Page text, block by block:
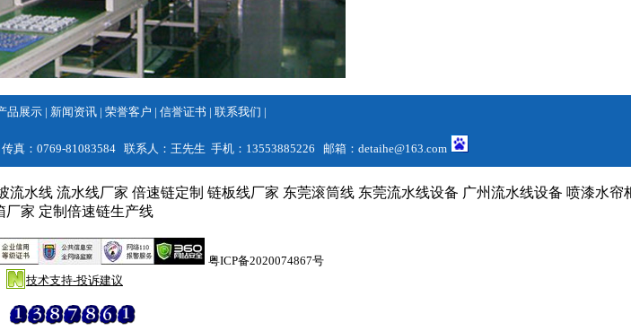
品展示 | 新闻资讯 | 荣誉客户 | 信誉证书 | 联系我们 |
真：0769-81083584 联系人：王先生 手机：13553885226 邮箱： detaihe@163.com
流水线 流水线厂家 倍速链定制 链板线厂家 东莞滚筒线 东莞流水线设备 广州流水线设备 喷漆水帘
厂家 定制倍速链生产线
粤ICP备2020074867号
技术支持-投诉建议